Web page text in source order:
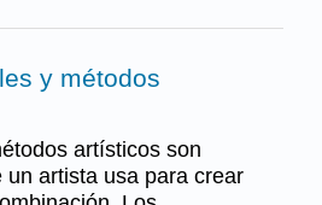
y métodos
artísticos son
un artista usa para crear